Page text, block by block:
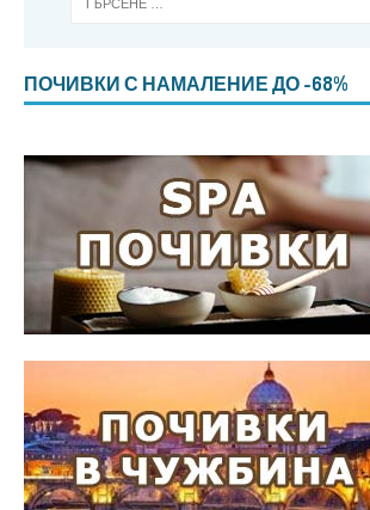
ПОЧИВКИ С НАМАЛЕНИЕ ДО -68%